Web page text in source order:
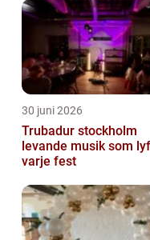
staden Gamla
30 juni 2026
Trubadur stockholm
levande musik som
varje fest